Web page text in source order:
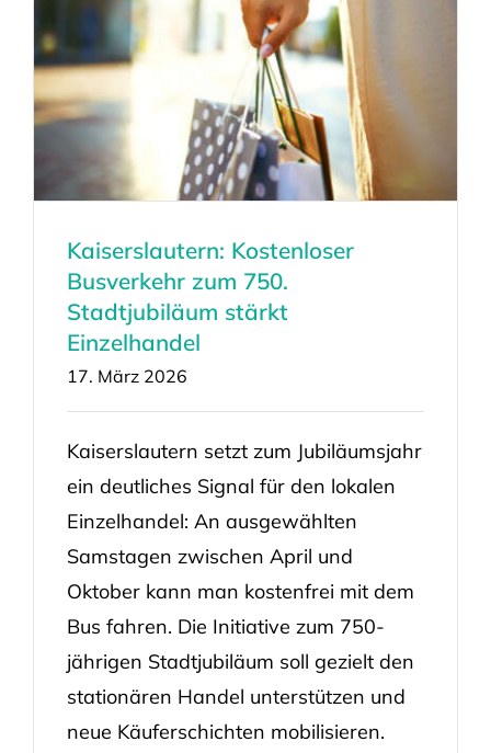
Kaiserslautern: Kostenloser
Busverkehr zum 750.
Stadtjubiläum stärkt
Einzelhandel
17. März 2026
Kaiserslautern setzt zum Jubiläumsjahr
ein deutliches Signal für den lokalen
Einzelhandel: An ausgewählten
Samstagen zwischen April und
Oktober kann man kostenfrei mit dem
Bus fahren. Die Initiative zum 750-
jährigen Stadtjubiläum soll gezielt den
stationären Handel unterstützen und
neue Käuferschichten mobilisieren.